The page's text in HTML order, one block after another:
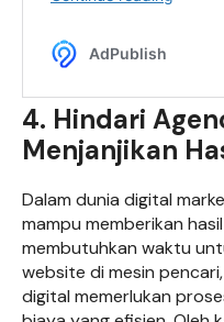
4. Hindari
Menjanjikan
Dalam dunia digital
mampu memberikan
membutuhkan waktu
website di mesin
digital memerlukan